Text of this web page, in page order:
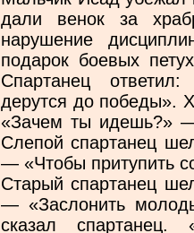
дали венок за
нарушение
подарок боевых
Спартанец
дерутся до победы».
«Зачем ты идешь?»
Слепой спартанец
— «Чтобы притупить
Старый спартанец
— «Заслонить
сказал